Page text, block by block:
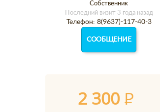
Собственник
Последний визит 3 года назад
Телефон: 8(9637)-117-40-3
СООБЩЕНИЕ
2 300P